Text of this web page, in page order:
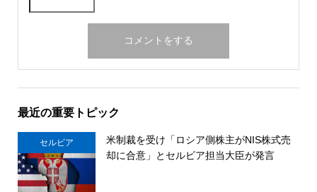
最近の重要トピック
セルビア
米制裁を受け「ロシア側株主がNIS株式売
却に合意」とセルビア担当大臣が発言